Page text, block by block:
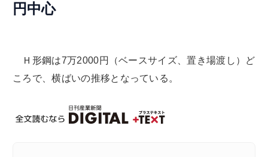
円中心
Ｈ形鋼は7万2000円（ベースサイズ、置き場渡し）ど
ころで、横ばいの推移となっている。